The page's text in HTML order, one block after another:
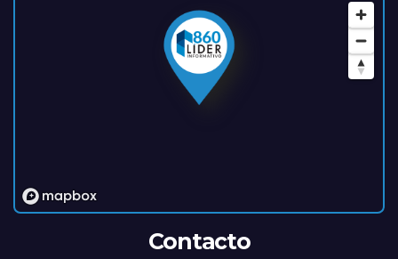
Contacto